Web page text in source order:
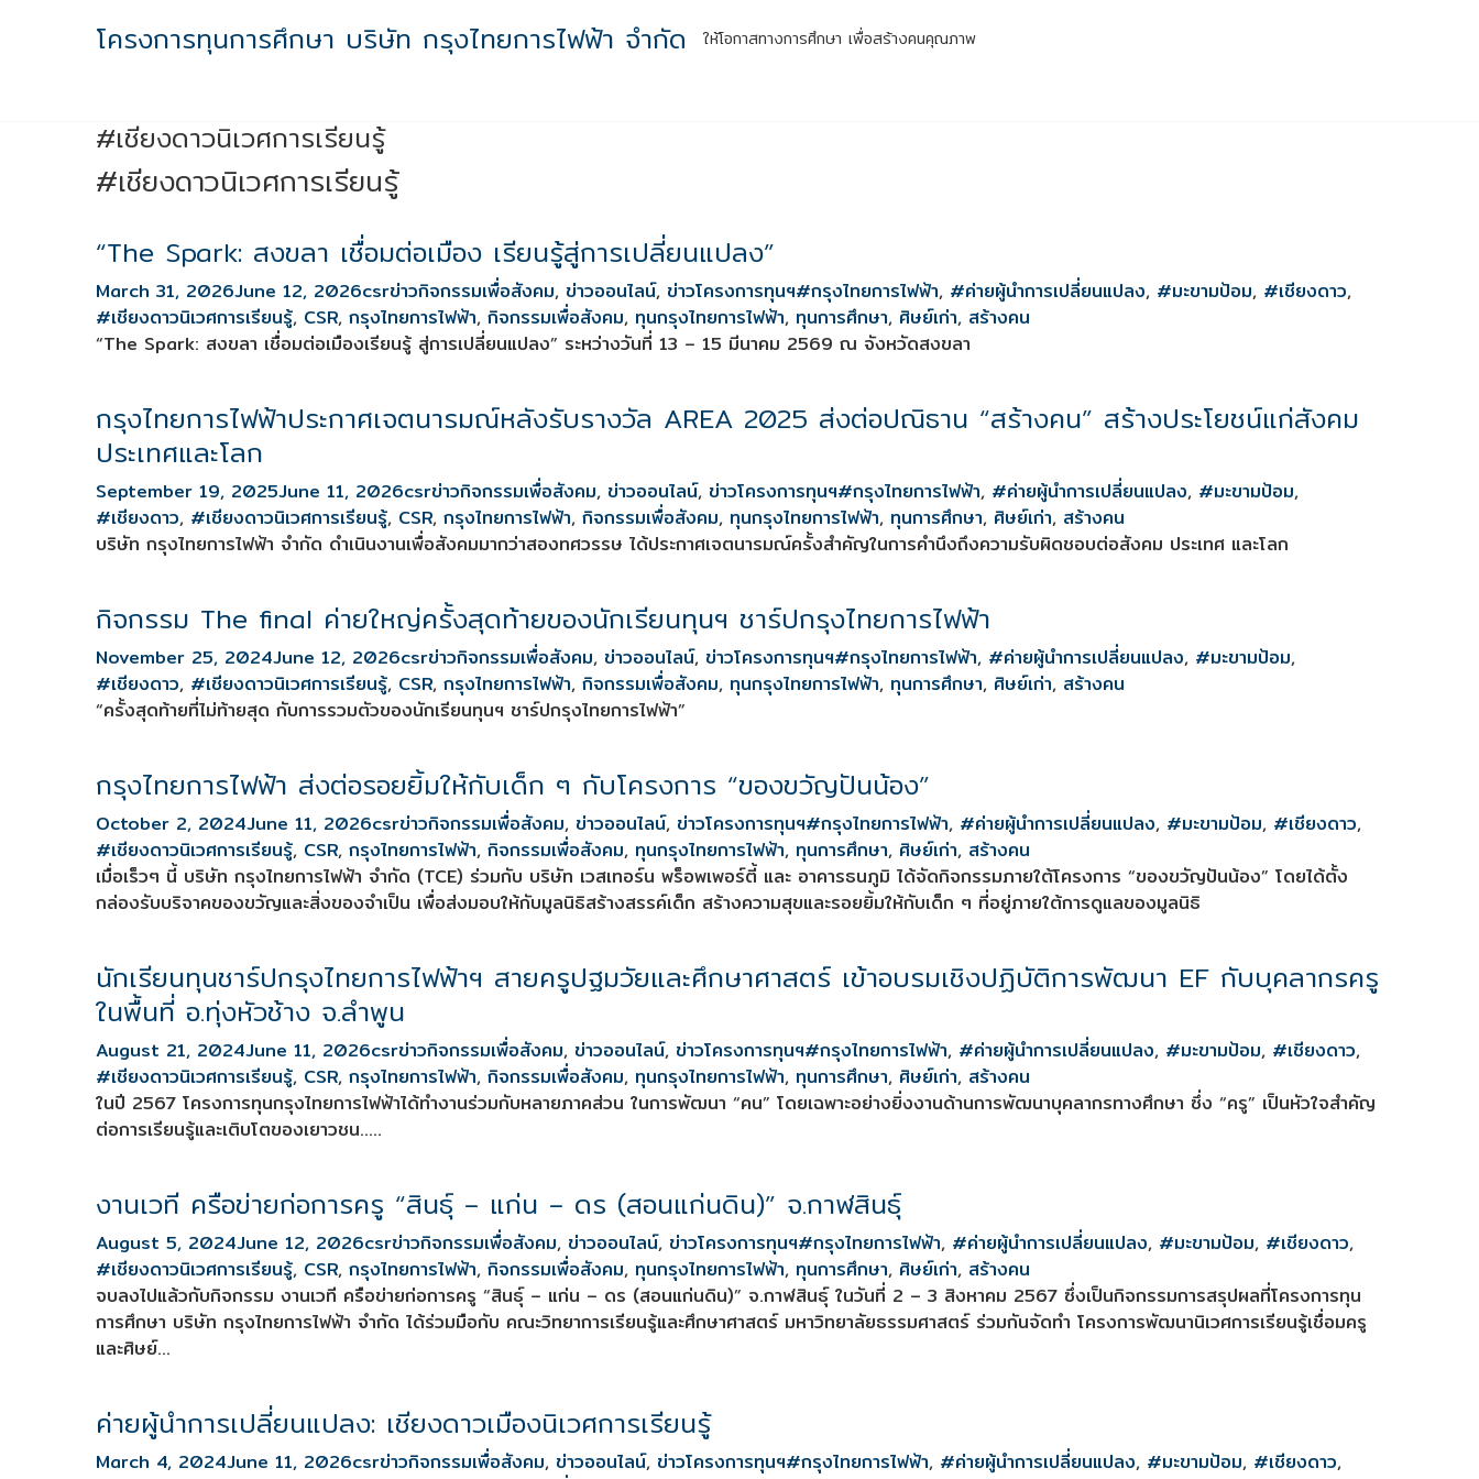
โครงการทุนการศึกษา บริษัท กรุงไทยการไฟฟ้า จำกัด ให้โอกาสทางการศึกษา เพื่อสร้างคนคุณภาพ
#เชียงดาวนิเวศการเรียนรู้
#เชียงดาวนิเวศการเรียนรู้
“The Spark: สงขลา เชื่อมต่อเมือง เรียนรู้สู่การเปลี่ยนแปลง”
March 31, 2026June 12, 2026csrข่าวกิจกรรมเพื่อสังคม, ข่าวออนไลน์, ข่าวโครงการทุนฯ#กรุงไทยการไฟฟ้า, #ค่ายผู้นำการเปลี่ยนแปลง, #มะขามป้อม, #เชียงดาว,
#เชียงดาวนิเวศการเรียนรู้, CSR, กรุงไทยการไฟฟ้า, กิจกรรมเพื่อสังคม, ทุนกรุงไทยการไฟฟ้า, ทุนการศึกษา, ศิษย์เก่า, สร้างคน
“The Spark: สงขลา เชื่อมต่อเมืองเรียนรู้ สู่การเปลี่ยนแปลง” ระหว่างวันที่ 13 – 15 มีนาคม 2569 ณ จังหวัดสงขลา
กรุงไทยการไฟฟ้าประกาศเจตนารมณ์หลังรับรางวัล AREA 2025 ส่งต่อปณิธาน “สร้างคน” สร้างประโยชน์แก่สังคม
ประเทศและโลก
September 19, 2025June 11, 2026csrข่าวกิจกรรมเพื่อสังคม, ข่าวออนไลน์, ข่าวโครงการทุนฯ#กรุงไทยการไฟฟ้า, #ค่ายผู้นำการเปลี่ยนแปลง, #มะขามป้อม,
#เชียงดาว, #เชียงดาวนิเวศการเรียนรู้, CSR, กรุงไทยการไฟฟ้า, กิจกรรมเพื่อสังคม, ทุนกรุงไทยการไฟฟ้า, ทุนการศึกษา, ศิษย์เก่า, สร้างคน
บริษัท กรุงไทยการไฟฟ้า จำกัด ดำเนินงานเพื่อสังคมมากว่าสองทศวรรษ ได้ประกาศเจตนารมณ์ครั้งสำคัญในการคำนึงถึงความรับผิดชอบต่อสังคม ประเทศ และโลก
กิจกรรม The final ค่ายใหญ่ครั้งสุดท้ายของนักเรียนทุนฯ ชาร์ปกรุงไทยการไฟฟ้า
November 25, 2024June 12, 2026csrข่าวกิจกรรมเพื่อสังคม, ข่าวออนไลน์, ข่าวโครงการทุนฯ#กรุงไทยการไฟฟ้า, #ค่ายผู้นำการเปลี่ยนแปลง, #มะขามป้อม,
#เชียงดาว, #เชียงดาวนิเวศการเรียนรู้, CSR, กรุงไทยการไฟฟ้า, กิจกรรมเพื่อสังคม, ทุนกรุงไทยการไฟฟ้า, ทุนการศึกษา, ศิษย์เก่า, สร้างคน
“ครั้งสุดท้ายที่ไม่ท้ายสุด กับการรวมตัวของนักเรียนทุนฯ ชาร์ปกรุงไทยการไฟฟ้า”
กรุงไทยการไฟฟ้า ส่งต่อรอยยิ้มให้กับเด็ก ๆ กับโครงการ “ของขวัญปันน้อง”
October 2, 2024June 11, 2026csrข่าวกิจกรรมเพื่อสังคม, ข่าวออนไลน์, ข่าวโครงการทุนฯ#กรุงไทยการไฟฟ้า, #ค่ายผู้นำการเปลี่ยนแปลง, #มะขามป้อม, #เชียงดาว,
#เชียงดาวนิเวศการเรียนรู้, CSR, กรุงไทยการไฟฟ้า, กิจกรรมเพื่อสังคม, ทุนกรุงไทยการไฟฟ้า, ทุนการศึกษา, ศิษย์เก่า, สร้างคน
เมื่อเร็วๆ นี้ บริษัท กรุงไทยการไฟฟ้า จำกัด (TCE) ร่วมกับ บริษัท เวสเทอร์น พร็อพเพอร์ตี้ และ อาคารธนภูมิ ได้จัดกิจกรรมภายใต้โครงการ “ของขวัญปันน้อง” โดยได้ตั้ง
กล่องรับบริจาคของขวัญและสิ่งของจำเป็น เพื่อส่งมอบให้กับมูลนิธิสร้างสรรค์เด็ก สร้างความสุขและรอยยิ้มให้กับเด็ก ๆ ที่อยู่ภายใต้การดูแลของมูลนิธิ
นักเรียนทุนชาร์ปกรุงไทยการไฟฟ้าฯ สายครูปฐมวัยและศึกษาศาสตร์ เข้าอบรมเชิงปฏิบัติการพัฒนา EF กับบุคลากรครู
ในพื้นที่ อ.ทุ่งหัวช้าง จ.ลำพูน
August 21, 2024June 11, 2026csrข่าวกิจกรรมเพื่อสังคม, ข่าวออนไลน์, ข่าวโครงการทุนฯ#กรุงไทยการไฟฟ้า, #ค่ายผู้นำการเปลี่ยนแปลง, #มะขามป้อม, #เชียงดาว,
#เชียงดาวนิเวศการเรียนรู้, CSR, กรุงไทยการไฟฟ้า, กิจกรรมเพื่อสังคม, ทุนกรุงไทยการไฟฟ้า, ทุนการศึกษา, ศิษย์เก่า, สร้างคน
ในปี 2567 โครงการทุนกรุงไทยการไฟฟ้าได้ทำงานร่วมกับหลายภาคส่วน ในการพัฒนา “คน” โดยเฉพาะอย่างยิ่งงานด้านการพัฒนาบุคลากรทางศึกษา ซึ่ง “ครู” เป็นหัวใจสำคัญ
ต่อการเรียนรู้และเติบโตของเยาวชน…..
งานเวที ครือข่ายก่อการครู “สินธุ์ – แก่น – ดร (สอนแก่นดิน)” จ.กาฬสินธุ์
August 5, 2024June 12, 2026csrข่าวกิจกรรมเพื่อสังคม, ข่าวออนไลน์, ข่าวโครงการทุนฯ#กรุงไทยการไฟฟ้า, #ค่ายผู้นำการเปลี่ยนแปลง, #มะขามป้อม, #เชียงดาว,
#เชียงดาวนิเวศการเรียนรู้, CSR, กรุงไทยการไฟฟ้า, กิจกรรมเพื่อสังคม, ทุนกรุงไทยการไฟฟ้า, ทุนการศึกษา, ศิษย์เก่า, สร้างคน
จบลงไปแล้วกับกิจกรรม งานเวที ครือข่ายก่อการครู “สินธุ์ – แก่น – ดร (สอนแก่นดิน)” จ.กาฬสินธุ์ ในวันที่ 2 – 3 สิงหาคม 2567 ซึ่งเป็นกิจกรรมการสรุปผลที่โครงการทุน
การศึกษา บริษัท กรุงไทยการไฟฟ้า จำกัด ได้ร่วมมือกับ คณะวิทยาการเรียนรู้และศึกษาศาสตร์ มหาวิทยาลัยธรรมศาสตร์ ร่วมกันจัดทำ โครงการพัฒนานิเวศการเรียนรู้เชื่อมครู
และศิษย์…
ค่ายผู้นำการเปลี่ยนแปลง: เชียงดาวเมืองนิเวศการเรียนรู้
March 4, 2024June 11, 2026csrข่าวกิจกรรมเพื่อสังคม, ข่าวออนไลน์, ข่าวโครงการทุนฯ#กรุงไทยการไฟฟ้า, #ค่ายผู้นำการเปลี่ยนแปลง, #มะขามป้อม, #เชียงดาว,